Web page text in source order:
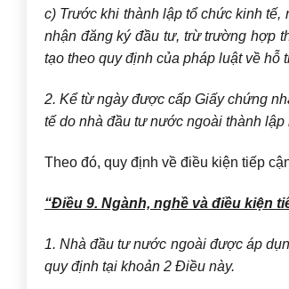
c) Trước khi thành lập tổ chức kinh
nhận đăng ký đầu tư, trừ trường hợp
tạo theo quy định của pháp luật về hỗ
2. Kể từ ngày được cấp Giấy chứng
tế do nhà đầu tư nước ngoài thành
Theo đó, quy định về điều kiện tiếp
“Điều 9. Ngành, nghề và điều kiện
1. Nhà đầu tư nước ngoài được áp
quy định tại khoản 2 Điều này.